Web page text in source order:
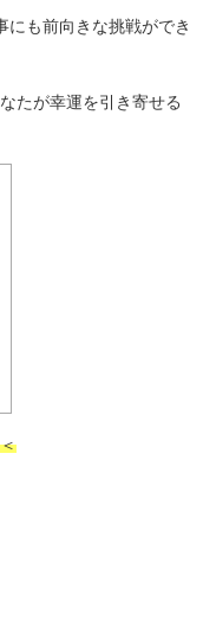
にも前向きな挑戦ができ
たが幸運を引き寄せる